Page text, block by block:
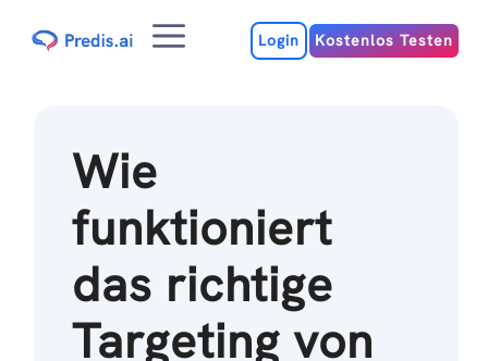
Inhalt
MenuLogin Kostenlos Testen
Wie
funktioniert
das richtige
Targeting von